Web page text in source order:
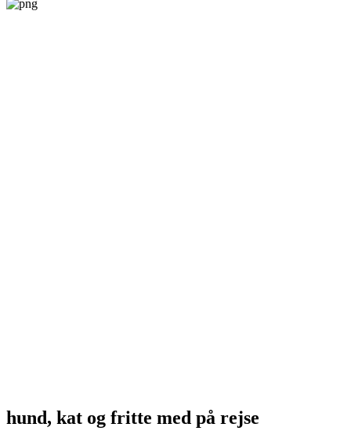
hund, kat og fritte med på rejse